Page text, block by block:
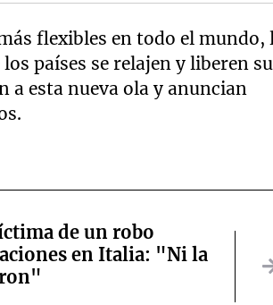
flexibles en todo el mundo,
países se relajen y liberen
a esta nueva ola y anuncian
de un robo
en Italia: "Ni la